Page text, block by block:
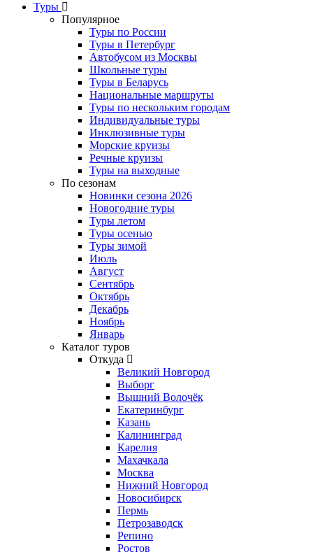
Туры
Популярное
Туры по России
Туры в Петербург
Автобусом из Москвы
Школьные туры
Туры в Беларусь
Национальные маршруты
Туры по нескольким городам
Индивидуальные туры
Инклюзивные туры
Морские круизы
Речные круизы
Туры на выходные
По сезонам
Новинки сезона 2026
Новогодние туры
Туры летом
Туры осенью
Туры зимой
Июль
Август
Сентябрь
Октябрь
Декабрь
Ноябрь
Январь
Каталог туров
Откуда
Великий Новгород
Выборг
Вышний Волочёк
Екатеринбург
Казань
Калининград
Карелия
Махачкала
Москва
Нижний Новгород
Новосибирск
Пермь
Петрозаводск
Репино
Ростов